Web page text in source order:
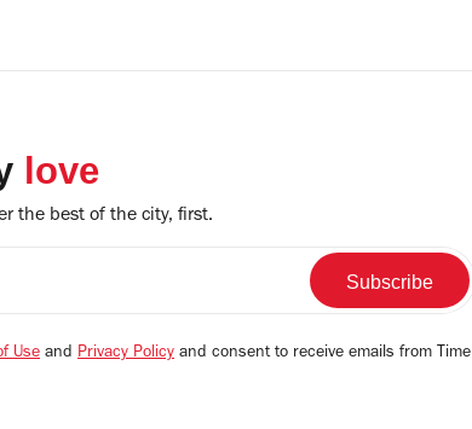
love
the best of the city, first.
Use and Privacy Policy and consent to receive emails from Time